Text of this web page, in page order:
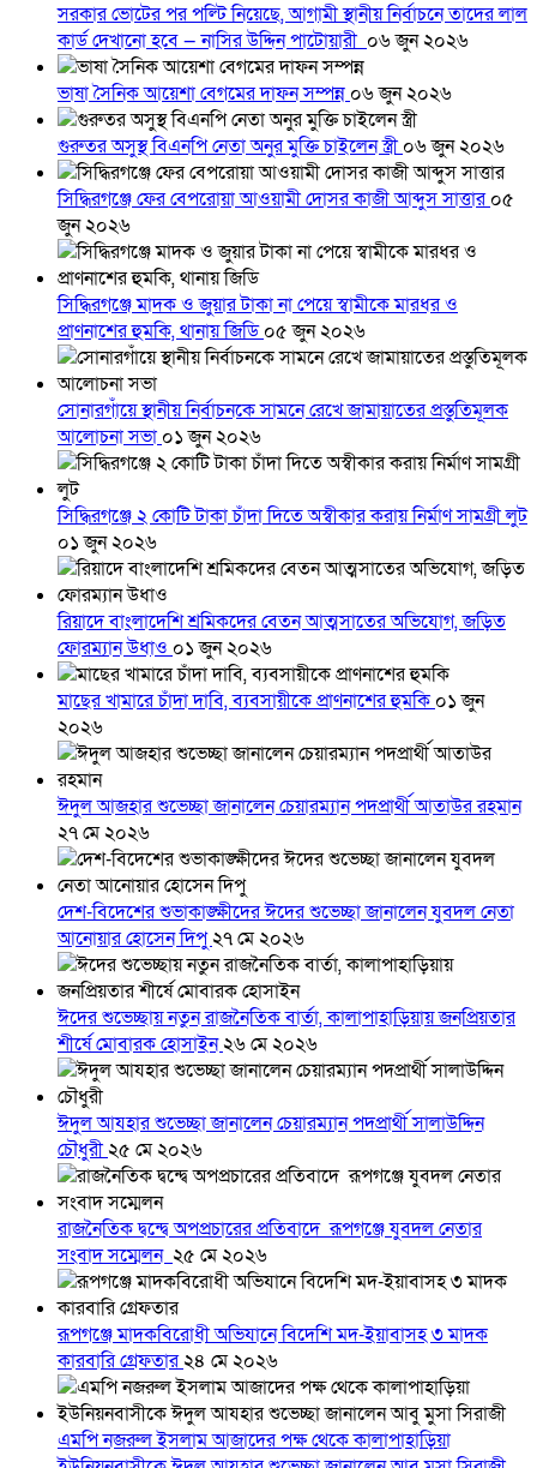
সরকার ভোটের পর পল্টি নিয়েছে, আগামী স্থানীয় নির্বাচনে তাদের লাল
কার্ড দেখানো হবে — নাসির উদ্দিন পাটোয়ারী ০৬ জুন ২০২৬
ভাষা সৈনিক আয়েশা বেগমের দাফন সম্পন্ন ০৬ জুন ২০২৬
গুরুতর অসুস্থ বিএনপি নেতা অনুর মুক্তি চাইলেন স্ত্রী০৬ জুন ২০২৬
সিদ্ধিরগঞ্জে ফের বেপরোয়া আওয়ামী দোসর কাজী আব্দুস সাত্তার০৫
জুন ২০২৬
সিদ্ধিরগঞ্জে মাদক ও জুয়ার টাকা না পেয়ে স্বামীকে মারধর ও
প্রাণনাশের হুমকি, থানায় জিডি০৫ জুন ২০২৬
সোনারগাঁয়ে স্থানীয় নির্বাচনকে সামনে রেখে জামায়াতের প্রস্তুতিমূলক
আলোচনা সভা ০১ জুন ২০২৬
সিদ্ধিরগঞ্জে ২ কোটি টাকা চাঁদা দিতে অস্বীকার করায় নির্মাণ সামগ্রী লুট
০১ জুন ২০২৬
রিয়াদে বাংলাদেশি শ্রমিকদের বেতন আত্মসাতের অভিযোগ, জড়িত
ফোরম্যান উধাও ০১ জুন ২০২৬
মাছের খামারে চাঁদা দাবি, ব্যবসায়ীকে প্রাণনাশের হুমকি ০১ জুন
২০২৬
ঈদুল আজহার শুভেচ্ছা জানালেন চেয়ারম্যান পদপ্রার্থী আতাউর রহমান
২৭ মে ২০২৬
দেশ-বিদেশের শুভাকাঙ্ক্ষীদের ঈদের শুভেচ্ছা জানালেন যুবদল নেতা
আনোয়ার হোসেন দিপু২৭ মে ২০২৬
ঈদের শুভেচ্ছায় নতুন রাজনৈতিক বার্তা, কালাপাহাড়িয়ায় জনপ্রিয়তার
শীর্ষে মোবারক হোসাইন২৬ মে ২০২৬
ঈদুল আযহার শুভেচ্ছা জানালেন চেয়ারম্যান পদপ্রার্থী সালাউদ্দিন
চৌধুরী২৫ মে ২০২৬
রাজনৈতিক দ্বন্দ্বে অপপ্রচারের প্রতিবাদে ‎রূপগঞ্জে যুবদল নেতার
সংবাদ সম্মেলন ‎ ২৫ মে ২০২৬
রূপগঞ্জে মাদকবিরোধী অভিযানে বিদেশি মদ-ইয়াবাসহ ৩ মাদক
কারবারি গ্রেফতার২৪ মে ২০২৬
এমপি নজরুল ইসলাম আজাদের পক্ষ থেকে কালাপাহাড়িয়া